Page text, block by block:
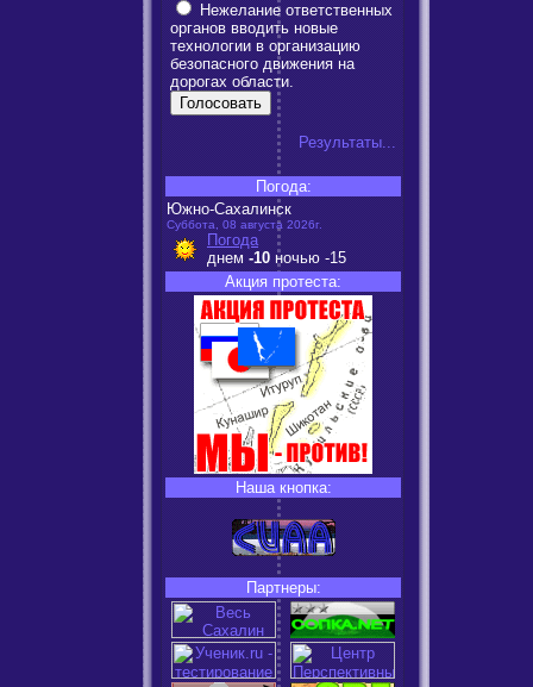
Нежелание ответственных
органов вводить новые
технологии в организацию
безопасного движения на
дорогах области.
Результаты...
Погода:
Южно-Сахалинск
Суббота, 08 августа 2026г.
Погода
днем -10 ночью -15
Акция протеста:
Наша кнопка:
Партнеры: